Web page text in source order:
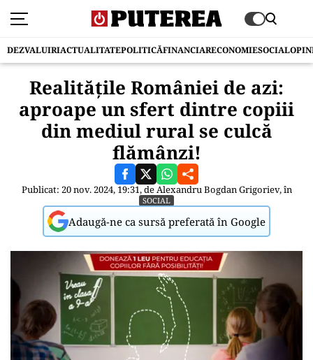
DEZVALUIRIACTUALITATEPOLITICĂFINANCIARECONOMIESOCIAL
Realitățile României de azi:
aproape un sfert dintre copiii
din mediul rural se culcă
flămânzi!
Publicat: 20 nov. 2024, 19:31, deAlexandru Bogdan Grigoriev, în
SOCIAL
Adaugă-ne ca sursă preferată în Google